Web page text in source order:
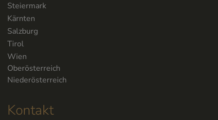
Kontakt
Steiermark
Kärnten
Salzburg
Tirol
Wien
Oberösterreich
Niederösterreich